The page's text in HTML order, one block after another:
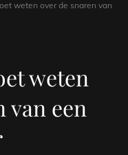
weten over de snaren van
weten
van een